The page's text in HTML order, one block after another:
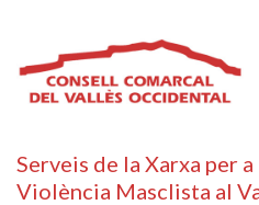
Serveis de la Xarxa per
Violència Masclista al